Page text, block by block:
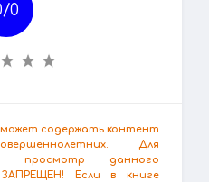
0
может содержать контент
Для
просмотр данного
Если в книге